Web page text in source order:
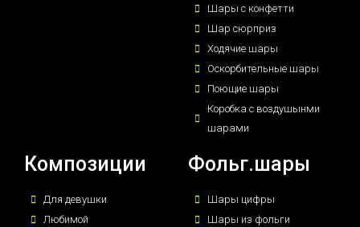
Шары с конфетти
Шар сюрприз
Ходячие шары
Оскорбительные шары
Поющие шары
Коробка с воздушынми
шарами
Композиции
Для девушки
Любимой
Фольг.шары
Шары цифры
Шары из фольги